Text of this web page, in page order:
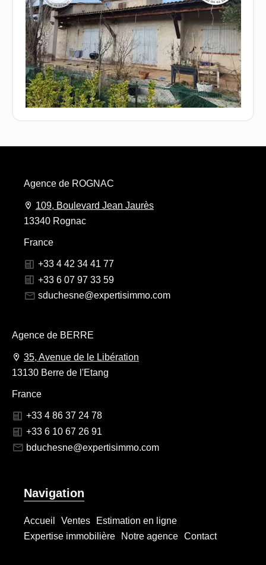
Agence de ROGNAC
109, Boulevard Jean Jaurès
13340 Rognac
France
+33 4 42 34 41 77
+33 6 07 97 33 59
sduchesne@expertisimmo.com
Agence de BERRE
35, Avenue de le Libération
13130 Berre de l'Etang
France
+33 4 86 37 24 78
+33 6 10 67 26 91
bduchesne@expertisimmo.com
Navigation
Accueil Ventes
Estimation en ligne
Expertise immobilière
Notre agence Contact